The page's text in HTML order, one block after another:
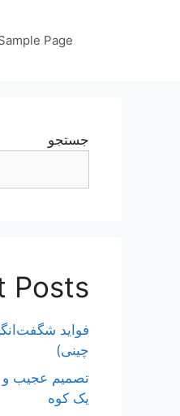
Page
جستجو
Posts
فواید
چینی)
تصمیم عجیب و
یک کوه